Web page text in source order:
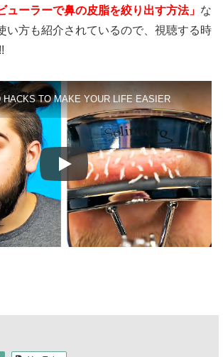
ューラーで鼻の皮脂を絞り出す方法」 な
い方も紹介されているので、視聴する時
HACKS TO MAKE YOUR LIFE EASIER